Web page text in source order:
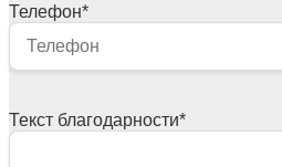
Телефон*
Текст благодарности*